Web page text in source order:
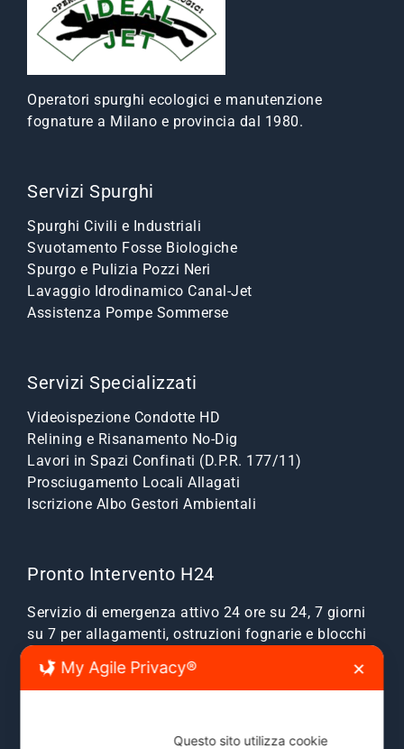
Operatori spurghi ecologici e manutenzione
fognature a Milano e provincia dal 1980.
Servizi Spurghi
Spurghi Civili e Industriali
Svuotamento Fosse Biologiche
Spurgo e Pulizia Pozzi Neri
Lavaggio Idrodinamico Canal-Jet
Assistenza Pompe Sommerse
Servizi Specializzati
Videoispezione Condotte HD
Relining e Risanamento No-Dig
Lavori in Spazi Confinati (D.P.R. 177/11)
Prosciugamento Locali Allagati
Iscrizione Albo Gestori Ambientali
Pronto Intervento H24
Servizio di emergenza attivo 24 ore su 24, 7 giorni
su 7 per allagamenti, ostruzioni fognarie e blocchi
scarichi.
Zone Servite:Milano città, Monza e Brianza, Sesto
Cernusco e comuni limitrofi.
My Agile Privacy® ✕
Questo sito utilizza cookie